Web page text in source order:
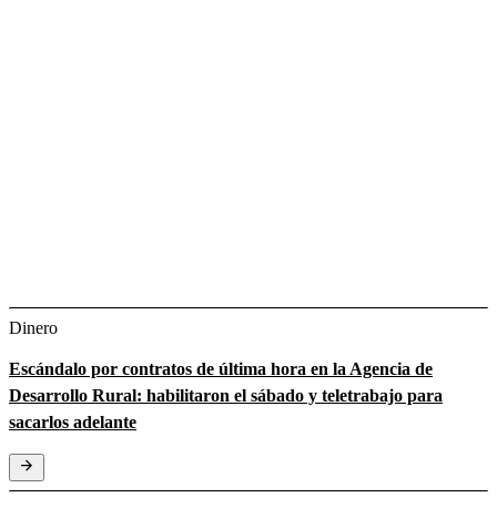
Dinero
Escándalo por contratos de última hora en la Agencia de
Desarrollo Rural: habilitaron el sábado y teletrabajo para
sacarlos adelante